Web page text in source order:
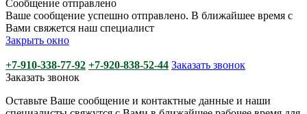
Сообщение отправлено
Ваше сообщение успешно отправлено. В ближайшее время с
Вами свяжется наш специалист
Закрыть окно
+7-910-338-77-92 +7-920-838-52-44 Заказать звонок
Заказать звонок
Оставьте Ваше сообщение и контактные данные и наши